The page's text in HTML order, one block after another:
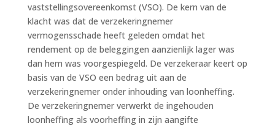
vaststellingsovereenkomst (VSO). De kern van de
klacht was dat de verzekeringnemer
vermogensschade heeft geleden omdat het
rendement op de beleggingen aanzienlijk lager was
dan hem was voorgespiegeld. De verzekeraar keert op
basis van de VSO een bedrag uit aan de
verzekeringnemer onder inhouding van loonheffing.
De verzekeringnemer verwerkt de ingehouden
loonheffing als voorheffing in zijn aangifte